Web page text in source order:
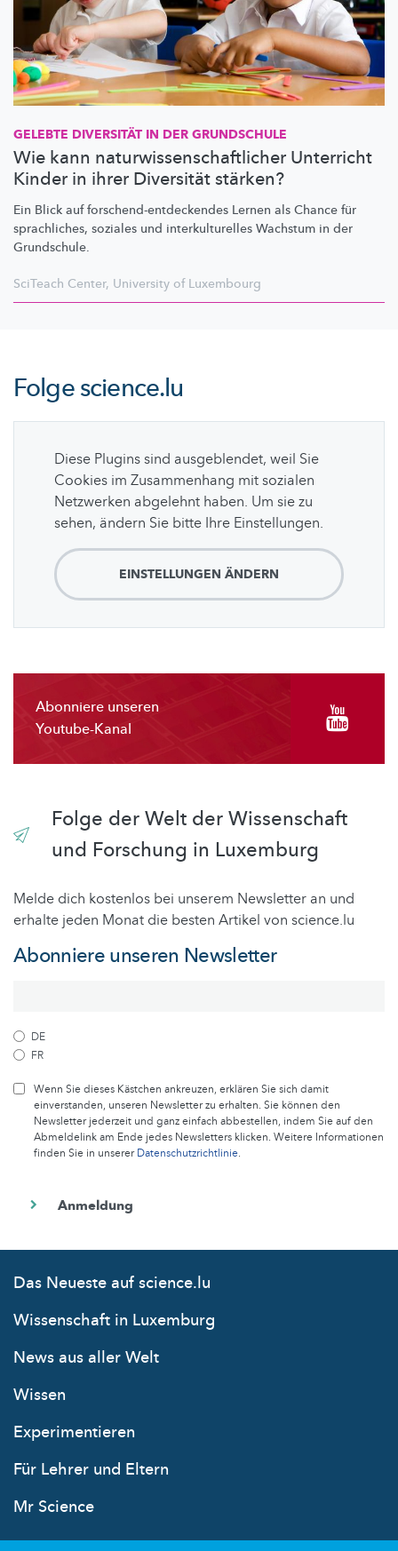
GELEBTE DIVERSITÄT IN DER GRUNDSCHULE
Wie kann naturwissenschaftlicher Unterricht
Kinder in ihrer Diversität stärken?
Ein Blick aufforschend-entdeckendes Lernen als Chance für
sprachliches, soziales und interkulturelles Wachstum in der
Grundschule.
SciTeach Center, University of Luxembourg
Folgescience.lu
Diese Plugins sind ausgeblendet, weil Sie
Cookies im Zusammenhang mit sozialen
Netzwerken abgelehnt haben. Um sie zu
sehen, ändern Sie bitte Ihre Einstellungen.
EINSTELLUNGEN ÄNDERN
Abonniere unseren
Youtube-Kanal
Folge der Welt der Wissenschaft
und Forschung in Luxemburg
Melde dich kostenlos bei unserem Newsletter an und
erhalte jeden Monat die besten Artikel von science.lu
Abonniere unseren Newsletter
DE
FR
Wenn Sie dieses Kästchen ankreuzen, erklären Sie sich damit
einverstanden, unseren Newsletter zu erhalten. Sie können den
Newsletter jederzeit und ganz einfach abbestellen, indem Sie auf den
Abmeldelink am Ende jedes Newsletters klicken. Weitere Informationen
finden Sie in unsererDatenschutzrichtlinie.
Das Neueste auf science.lu
Wissenschaft in Luxemburg
News aus aller Welt
Wissen
Experimentieren
Für Lehrer und Eltern
Mr Science